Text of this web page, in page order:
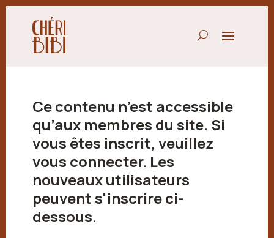
Ce contenu n’est accessible
qu’aux membres du site. Si
vous êtes inscrit, veuillez
vous connecter. Les
nouveaux utilisateurs
peuvent s'inscrire ci-
dessous.